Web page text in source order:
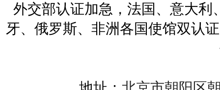
外交部认证加急，法国、意大
牙、俄罗斯、非洲各国使馆双认